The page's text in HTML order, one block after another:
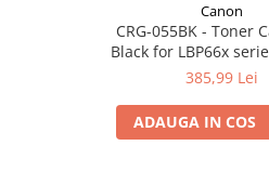
Canon
CRG-055BK - Toner
Black for LBP66x
series (2.300
385,99 Lei
ADAUGA IN COS